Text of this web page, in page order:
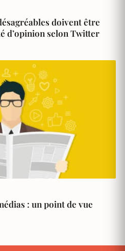
doivent être
d’opinion selon Twitter
: un point de vue